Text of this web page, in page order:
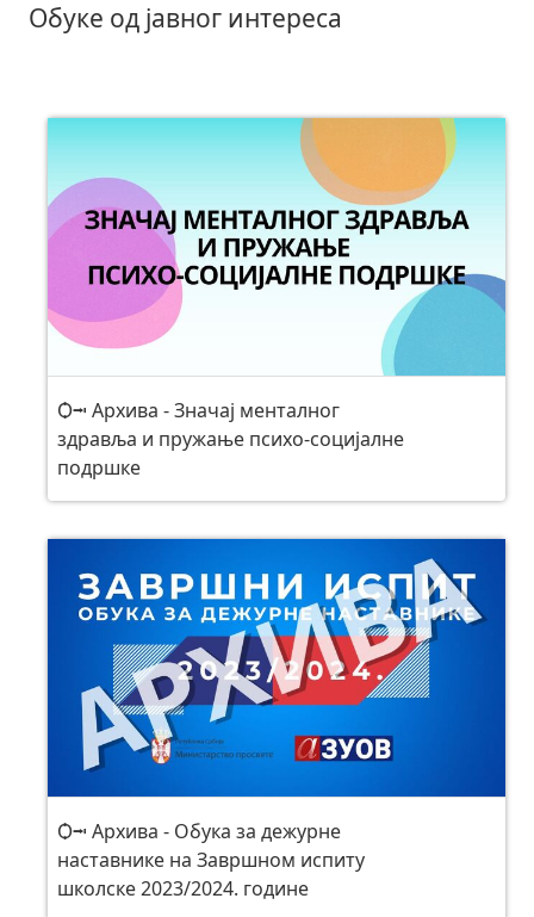
Обуке од јавног интереса
Ѻ⭲ Архива - Значај менталног
здравља и пружање психо-социјалне
подршке
Ѻ⭲ Архива - Обука за дежурне
наставнике на Завршном испиту
школске 2023/2024. године